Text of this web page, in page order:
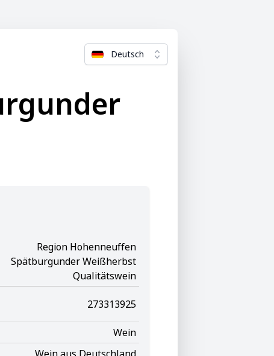
Deutsch
Region Hohenneuffen
Spätburgunder Weißherbst
Qualitätswein
273313925
Wein